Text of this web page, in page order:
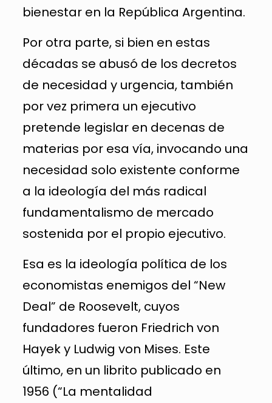
bienestar en la República Argentina.
Por otra parte, si bien en estas
décadas se abusó de los decretos
de necesidad y urgencia, también
por vez primera un ejecutivo
pretende legislar en decenas de
materias por esa vía, invocando una
necesidad solo existente conforme
a la ideología del más radical
fundamentalismo de mercado
sostenida por el propio ejecutivo.
Esa es la ideología política de los
economistas enemigos del “New
Deal” de Roosevelt, cuyos
fundadores fueron Friedrich von
Hayek y Ludwig von Mises. Este
último, en un librito publicado en
1956 (“La mentalidad